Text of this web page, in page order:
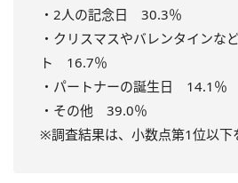
・2人の記念日 30.3％
・クリスマスやバレンタインな
ト 16.7％
・パートナーの誕生日 14.1％
・その他 39.0％
※調査結果は、小数点第1位以下